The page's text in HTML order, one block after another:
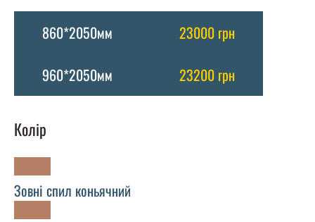
860*2050мм
23000 грн
960*2050мм
23200 грн
Колір
Зовні спил коньячний